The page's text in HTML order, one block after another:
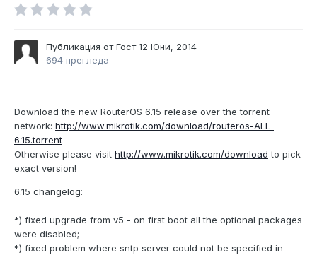
Публикация от Гост12 Юни, 2014
694 прегледа
Download the new RouterOS 6.15 release over the torrent
network: http://www.mikrotik.com/download/routeros-ALL-
6.15.torrent
Otherwise please visit http://www.mikrotik.com/download to pick
exact version!
6.15 changelog:
*) fixed upgrade from v5 - on first boot all the optional packages
were disabled;
*) fixed problem where sntp server could not be specified in